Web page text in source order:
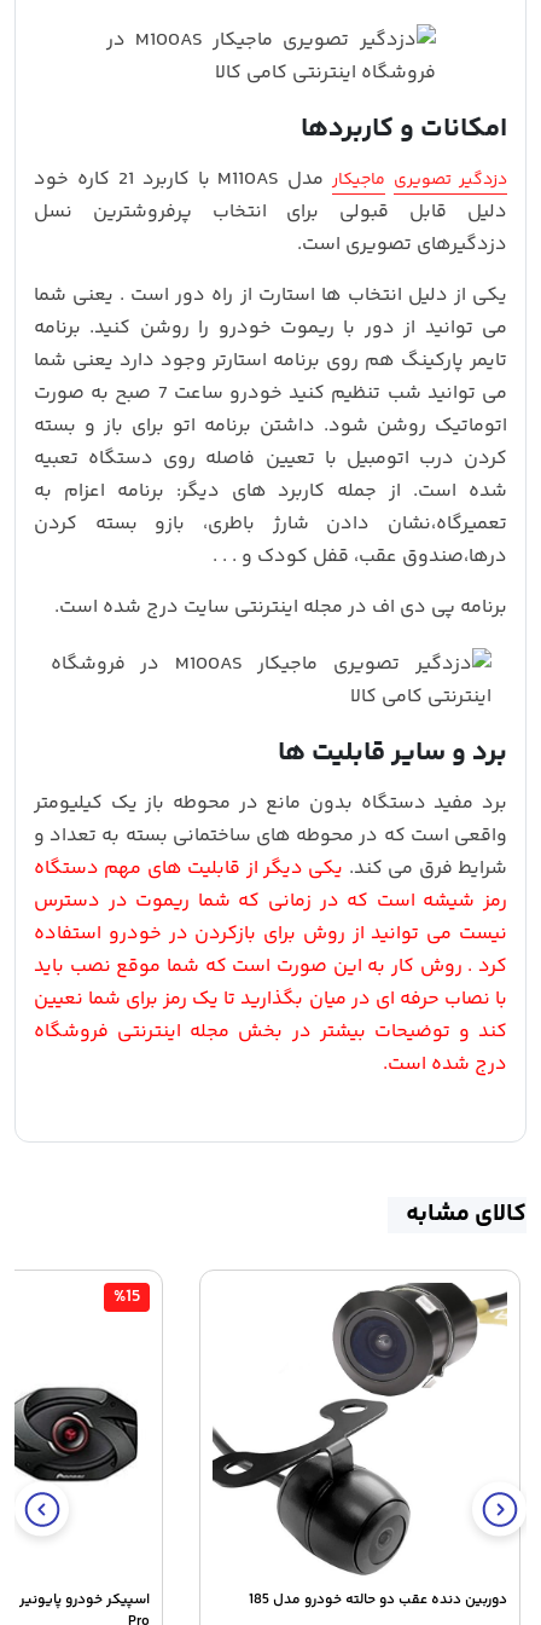
امکانات و کاربردها
دزدگیر تصویری ماجیکار
مدل M110AS با کاربرد 21 کاره خود
دلیل قابل قبولی برای انتخاب پرفروشترین نسل
دزدگیرهای تصویری است.
یکی از دلیل انتخاب ها استارت از راه دور است . یعنی شما
می توانید از دور با ریموت خودرو را روشن کنید. برنامه
تایمر پارکینگ هم روی برنامه استارتر وجود دارد یعنی شما
می توانید شب تنظیم کنید خودرو ساعت 7 صبح به صورت
اتوماتیک روشن شود. داشتن برنامه اتو برای باز و بسته
کردن درب اتومبیل با تعیین فاصله روی دستگاه تعبیه
شده است. از جمله کاربرد های دیگر: برنامه اعزام به
تعمیرگاه،نشان دادن شارژ باطری، بازو بسته کردن
درها،صندوق عقب، قفل کودک و . . .
برنامه پی دی اف در مجله اینترنتی سایت درج شده است.
برد و سایر قابلیت ها
برد مفید دستگاه بدون مانع در محوطه باز یک کیلیومتر
واقعی است که در محوطه های ساختمانی بسته به تعداد و
شرایط فرق می کند. یکی دیگر از قابلیت های مهم دستگاه
رمز شیشه است که در زمانی که شما ریموت در دسترس
نیست می توانید از روش برای بازکردن در خودرو استفاده
کرد . روش کار به این صورت است که شما موقع نصب باید
با نصاب حرفه ای در میان بگذارید تا یک رمز برای شما نعیین
کند و توضیحات بیشتر در بخش مجله اینترنتی فروشگاه
درج شده است.
کالای مشابه
دوربین دنده عقب دو حالته خودرو مدل 185
%15